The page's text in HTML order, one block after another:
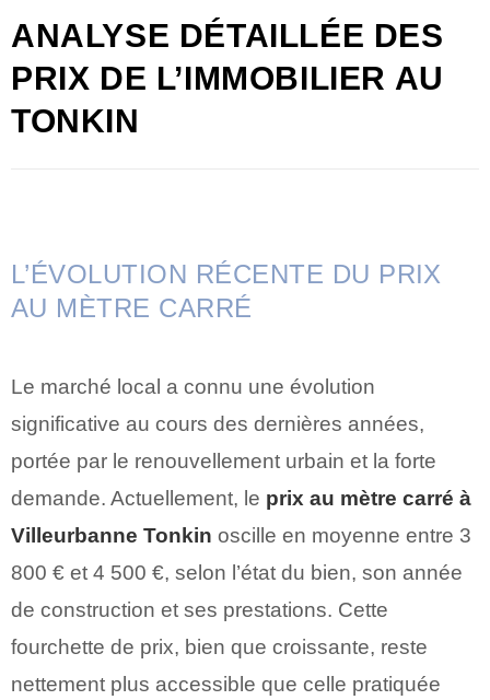
ANALYSE DÉTAILLÉE DES
PRIX DE L’IMMOBILIER AU
TONKIN
L’ÉVOLUTION RÉCENTE DU PRIX
AU MÈTRE CARRÉ
Le marché local a connu une évolution
significative au cours des dernières années,
portée par le renouvellement urbain et la forte
demande. Actuellement, le prix au mètre carré à
Villeurbanne Tonkin oscille en moyenne entre 3
800 € et 4 500 €, selon l’état du bien, son année
de construction et ses prestations. Cette
fourchette de prix, bien que croissante, reste
nettement plus accessible que celle pratiquée